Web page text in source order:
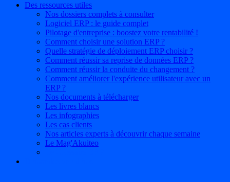
Des ressources utiles
Nos dossiers complets à consulter
Logiciel ERP : le guide complet
Pilotage d'entreprise : boostez votre rentabilité !
Comment choisir une solution ERP ?
Quelle stratégie de déploiement ERP choisir ?
Comment réussir sa reprise de données ERP ?
Comment réussir la conduite du changement ?
Comment améliorer l'expérience utilisateur avec un
ERP ?
Nos documents à télécharger
Les livres blancs
Les infographies
Les cas clients
Nos articles experts à découvrir chaque semaine
Le Mag'Akuiteo